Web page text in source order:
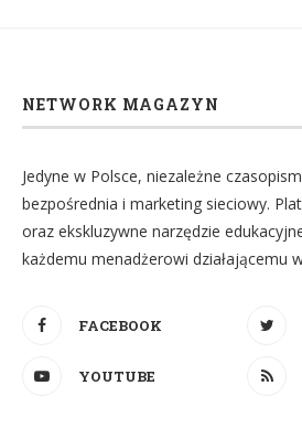
NETWORK MAGAZYN
Jedyne w Polsce, niezależne
bezpośrednia i marketing sieciowy.
oraz ekskluzywne narzędzie
każdemu menadżerowi działającemu
FACEBOOK
YOUTUBE